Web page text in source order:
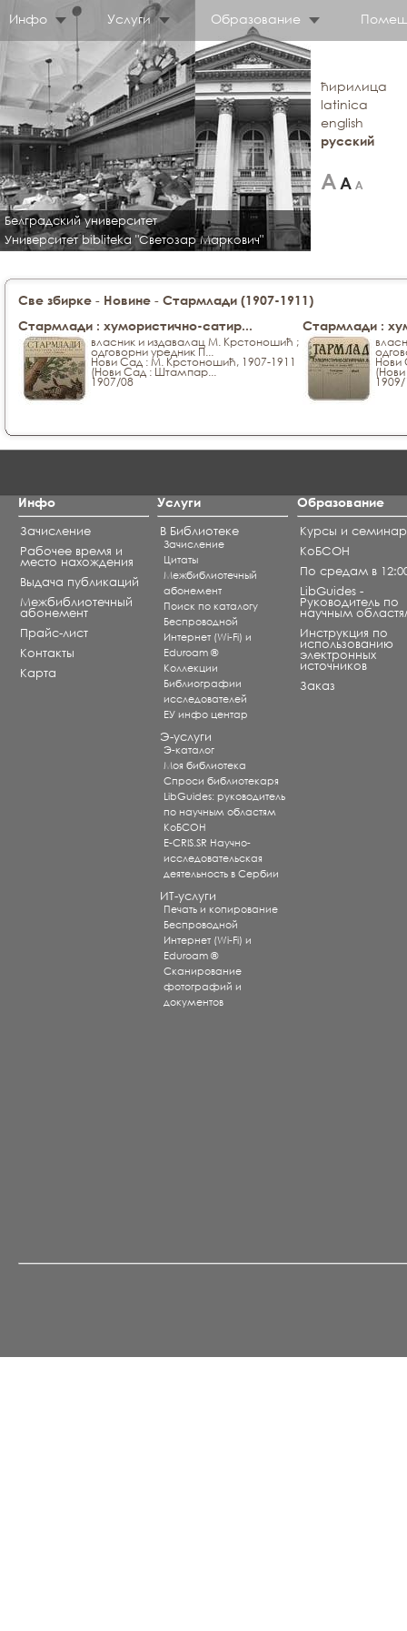
Инфо Услуги Образование
Белградский университет
Университет bibliteka "Светозар Маркович"
ћирилица
latinica
english
русский
Све збирке - Новине - Стармлади (1907-1911)
Стармлади : хумористично-сатир...
власник и издавалац М. Крстоношић ;
одговорни уредник П...
Нови Сад : М. Крстоношић, 1907-1911
(Нови Сад : Штампар...
1907/08
Стармлади :
Нови
Инфо
Зачисление
Рабочее время и
место нахождения
Выдача публикаций
Межбиблиотечный
абонемент
Прайс-лист
Контакты
Карта
Услуги
В Библиотеке
Зачисление
Цитаты
Межбиблиотечный
абонемент
Поиск по каталогу
Беспроводной
Интернет (Wi-Fi) и
Eduroam ®
Коллекции
Библиографии
исследователей
ЕУ инфо центар
Э-услуги
Э-каталог
Моя библиотека
Спроси библиотекаря
LibGuides: руководитель
по научным областям
КоБСОН
E-CRIS.SR Научно-
исследовательская
деятельность в Сербии
ИТ-услуги
Печать и копирование
Беспроводной
Интернет (Wi-Fi) и
Eduroam ®
Сканирование
фотографий и
документов
Образование
Курсы и
КоБСОН
По средам в
LibGuides -
Руководитель по
научным
Инструкция по
использованию
электронных
источников
Заказ